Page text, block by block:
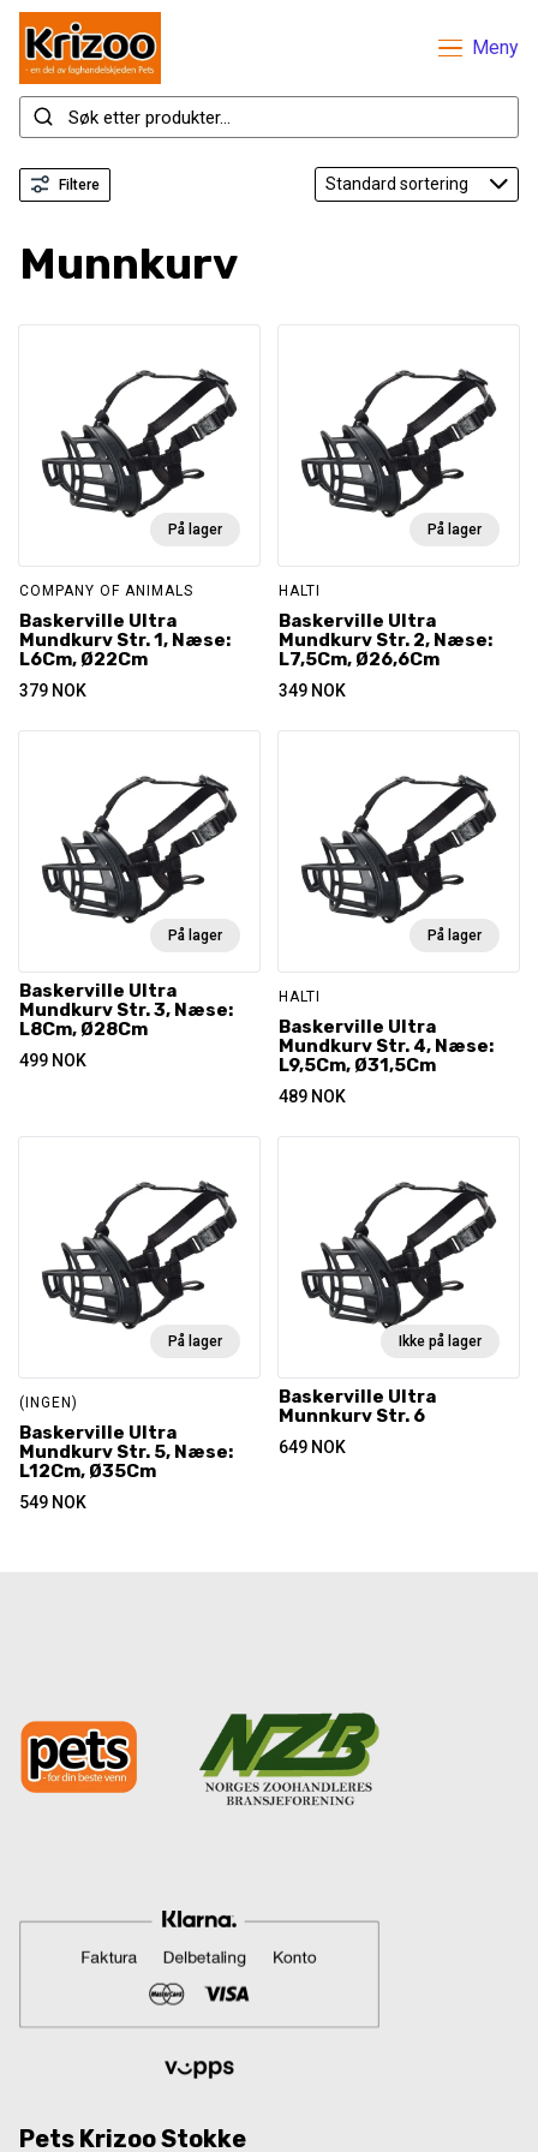
Meny
Filtere
Munnkurv
På lager
COMPANY OF ANIMALS
Baskerville Ultra
Mundkurv Str. 1, Næse:
L6Cm, Ø22Cm
379 NOK
På lager
HALTI
Baskerville Ultra
Mundkurv Str. 2, Næse:
L7,5Cm, Ø26,6Cm
349 NOK
På lager
Baskerville Ultra
Mundkurv Str. 3, Næse:
L8Cm, Ø28Cm
499 NOK
På lager
HALTI
Baskerville Ultra
Mundkurv Str. 4, Næse:
L9,5Cm, Ø31,5Cm
489 NOK
På lager
(INGEN)
Baskerville Ultra
Mundkurv Str. 5, Næse:
L12Cm, Ø35Cm
549 NOK
Ikke på lager
Baskerville Ultra
Munnkurv Str. 6
649 NOK
Pets Krizoo Stokke